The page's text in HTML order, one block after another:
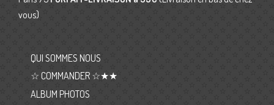
vous)
QUI SOMMES NOUS
☆ COMMANDER ☆★★
ALBUM PHOTOS